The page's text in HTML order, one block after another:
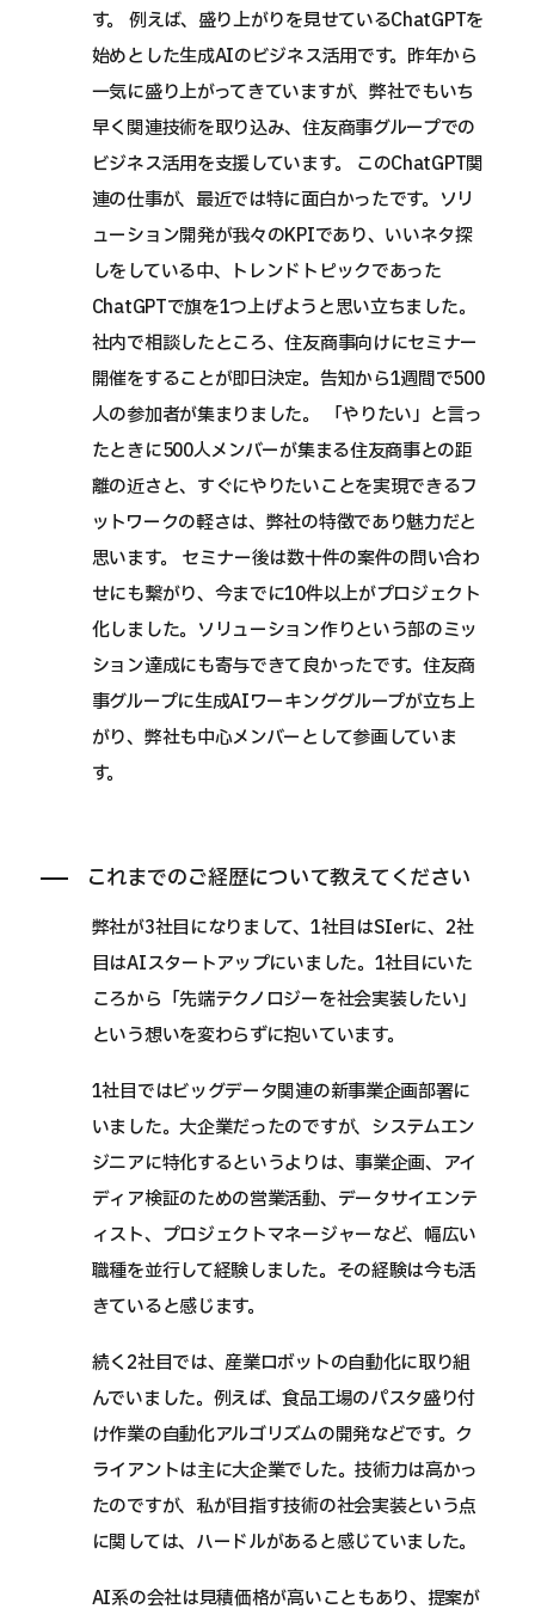
す。 例えば、盛り上がりを見せているChatGPTを
始めとした生成AIのビジネス活用です。昨年から
一気に盛り上がってきていますが、弊社でもいち
早く関連技術を取り込み、住友商事グループでの
ビジネス活用を支援しています。 このChatGPT関
連の仕事が、最近では特に面白かったです。ソリ
ューション開発が我々のKPIであり、いいネタ探
しをしている中、トレンドトピックであった
ChatGPTで旗を1つ上げようと思い立ちました。
社内で相談したところ、住友商事向けにセミナー
開催をすることが即日決定。告知から1週間で500
人の参加者が集まりました。 「やりたい」と言っ
たときに500人メンバーが集まる住友商事との距
離の近さと、すぐにやりたいことを実現できるフ
ットワークの軽さは、弊社の特徴であり魅力だと
思います。 セミナー後は数十件の案件の問い合わ
せにも繋がり、今までに10件以上がプロジェクト
化しました。ソリューション作りという部のミッ
ション達成にも寄与できて良かったです。住友商
事グループに生成AIワーキンググループが立ち上
がり、弊社も中心メンバーとして参画していま
す。
これまでのご経歴について教えてください
弊社が3社目になりまして、1社目はSIerに、2社
目はAIスタートアップにいました。1社目にいた
ころから「先端テクノロジーを社会実装したい」
という想いを変わらずに抱いています。
1社目ではビッグデータ関連の新事業企画部署に
いました。大企業だったのですが、システムエン
ジニアに特化するというよりは、事業企画、アイ
ディア検証のための営業活動、データサイエンテ
ィスト、プロジェクトマネージャーなど、幅広い
職種を並行して経験しました。その経験は今も活
きていると感じます。
続く2社目では、産業ロボットの自動化に取り組
んでいました。例えば、食品工場のパスタ盛り付
け作業の自動化アルゴリズムの開発などです。ク
ライアントは主に大企業でした。技術力は高かっ
たのですが、私が目指す技術の社会実装という点
に関しては、ハードルがあると感じていました。
AI系の会社は見積価格が高いこともあり、提案が